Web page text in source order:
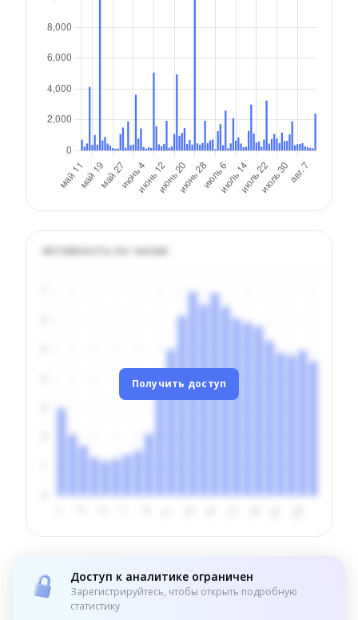
Активность по часам
Получить доступ
Доступ к аналитике ограничен
Зарегистрируйтесь, чтобы открыть подробную
статистику